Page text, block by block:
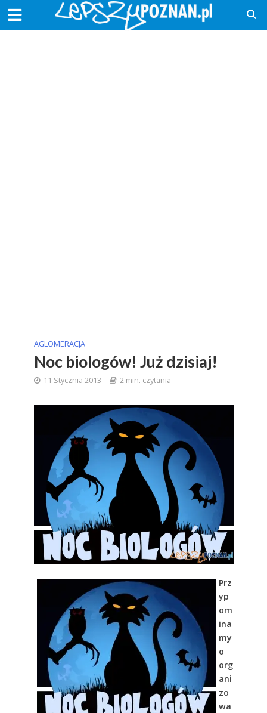
AGLOMERACJA
Noc biologów! Już dzisiaj!
11 Stycznia 2013 2 min. czytania
Prz
yp
om
ina
my
o
org
ani
zo
wa